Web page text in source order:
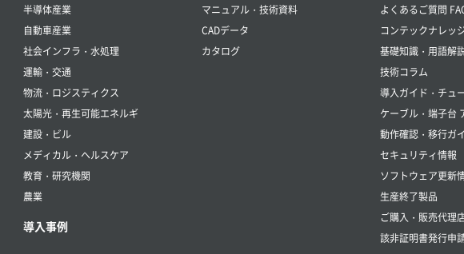
半導体産業
自動車産業
社会インフラ・水処理
運輸・交通
物流・ロジスティクス
太陽光・再生可能エネルギ
建設・ビル
メディカル・ヘルスケア
教育・研究機関
農業
導入事例
マニュアル・技術資料
CADデータ
カタログ
よくあるご質問
コンテックナレッ
基礎知識・用語解
技術コラム
導入ガイド・チュ
ケーブル・端子台
動作確認・移行ガ
セキュリティ情報
ソフトウェア更新
生産終了製品
ご購入・販売代理
該非証明書発行申